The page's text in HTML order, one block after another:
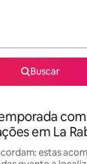
Buscar
em La
estas